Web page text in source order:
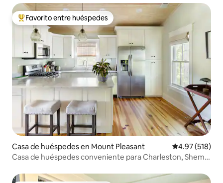
Favorito entre huéspedes preferido
Favorito entre huéspedes
Casa de huéspedes en Mount Pleasant Calificación
4.97 (518)
Casa de huéspedes conveniente para Charleston, Shem